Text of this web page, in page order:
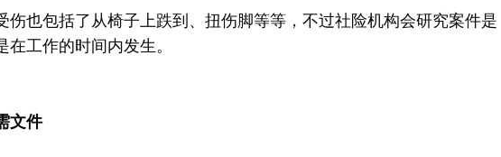
伤也包括了从椅子上跌到、扭伤脚等等，不过社险机构会研究案件是
工作的时间内发生。
文件